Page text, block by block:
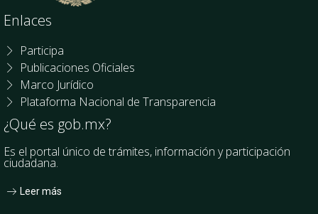
Enlaces
Participa
Publicaciones Oficiales
Marco Jurídico
Plataforma Nacional de Transparencia
¿Qué es gob.mx?
Es el portal único de trámites, información y participación
ciudadana.
Leer más